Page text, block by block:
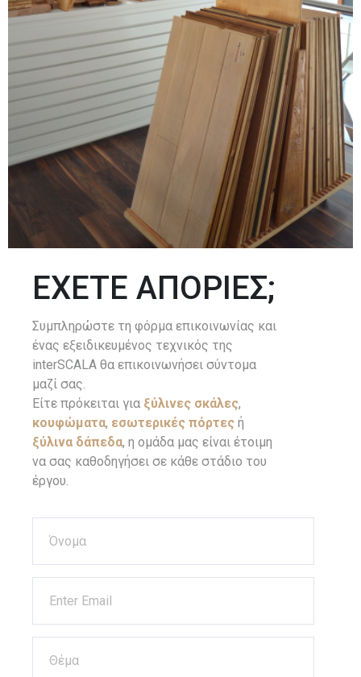
ΕΧΕΤΕ ΑΠΟΡΙΕΣ;
Συμπληρώστε τη φόρμα επικοινωνίας και
ένας εξειδικευμένος τεχνικός της
interSCALA θα επικοινωνήσει σύντομα
μαζί σας.
Είτε πρόκειται για ξύλινες σκάλες,
κουφώματα, εσωτερικές πόρτες ή
ξύλινα δάπεδα, η ομάδα μας είναι έτοιμη
να σας καθοδηγήσει σε κάθε στάδιο του
έργου.